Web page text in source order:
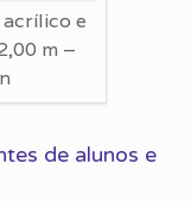
e
m –
de alunos e